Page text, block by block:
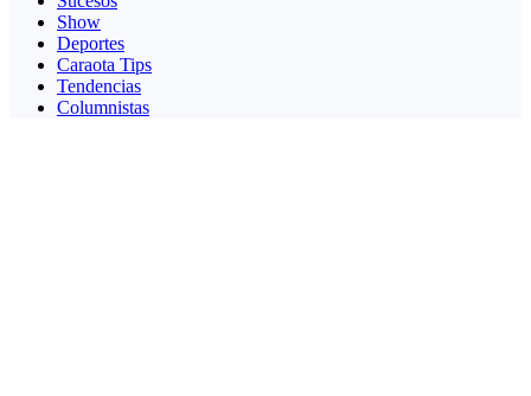
Show
Deportes
Caraota Tips
Tendencias
Columnistas